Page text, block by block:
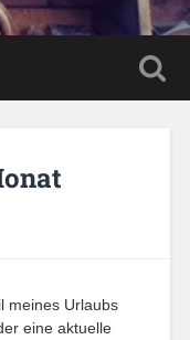
meines Urlaubs
eine aktuelle